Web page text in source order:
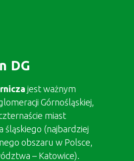
DG
jest ważnym
Górnośląskiej,
miast
śląskiego (najbardziej
obszaru w Polsce,
– Katowice).